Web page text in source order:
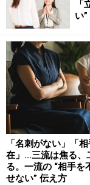
拶は必ず敬
部下から「ご苦
に。「お疲れ様で
オフィスではも
部下、同僚にか
さい。好き嫌い
はタブー。声を
ている」と感じ
い
「名刺がない」「
在」…三流は焦る、
る。一流の “相手を
せない” 伝え方